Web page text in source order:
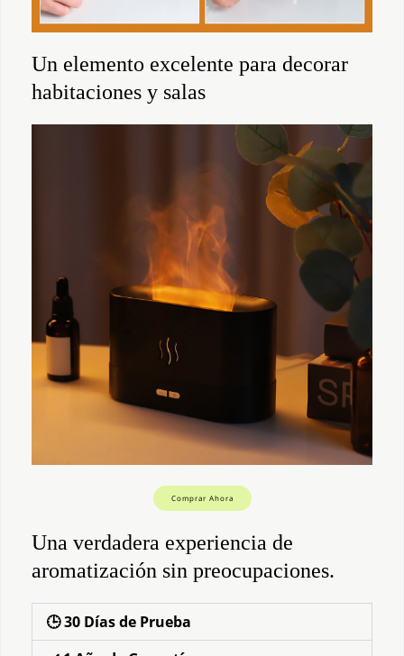
Un elemento excelente para decorar
habitaciones y salas
Comprar Ahora
Una verdadera experiencia de
aromatización sin preocupaciones.
🕒 30 Días de Prueba